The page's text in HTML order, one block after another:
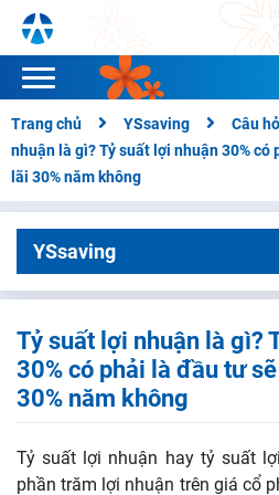
Trang chủ YSsaving Câu
nhuận là gì? Tỷ suất lợi nhuận 30%
lãi 30% năm không
YSsaving
01. Hướng dẫn sử dụng
Hướng dẫn sử dụng – Mobile
Hướng dẫn sử dụng – Website
02. Quản lý kế hoạch đầu tư
Quản lý kế hoạch đầu tư – Mobile
Quản lý kế hoạch đầu tư – Website
03. Hướng dẫn nộp tiền
Hướng dẫn nộp tiền định danh
04. Hủy đăng ký dịch vụ
Hủy đăng ký dịch vụ – Website
Sản phẩm này có rủi ro gì không?
Tỷ suất lợi nhuận là gì?
30% có phải là đầu tư
30% năm không
Tỷ suất lợi nhuận hay tỷ suất
phần trăm lợi nhuận trên giá cổ